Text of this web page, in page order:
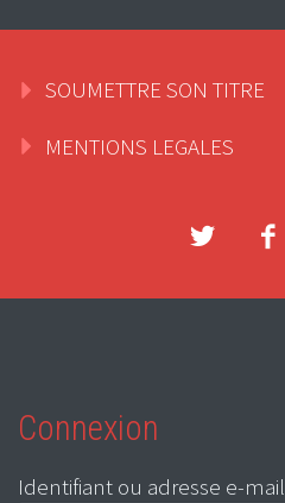
SOUMETTRE SON TITRE
MENTIONS LEGALES
Connexion
Identifiant ou adresse e-mail